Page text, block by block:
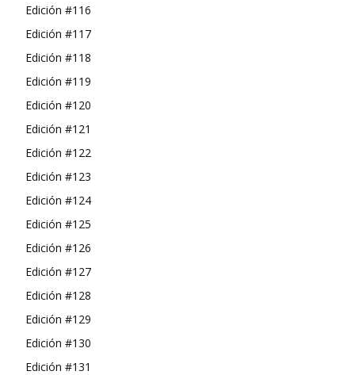
Edición #116
Edición #117
Edición #118
Edición #119
Edición #120
Edición #121
Edición #122
Edición #123
Edición #124
Edición #125
Edición #126
Edición #127
Edición #128
Edición #129
Edición #130
Edición #131